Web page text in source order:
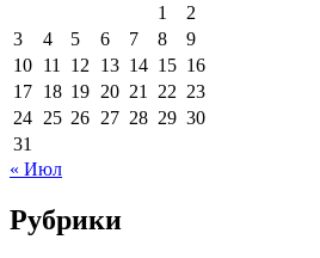
1
2
3
4 5 6 7 8
9
10 11 12 13 14 15 16
17 18 19 20 21 22 23
24 25 26 27 28 29 30
31
« Июл
Рубрики